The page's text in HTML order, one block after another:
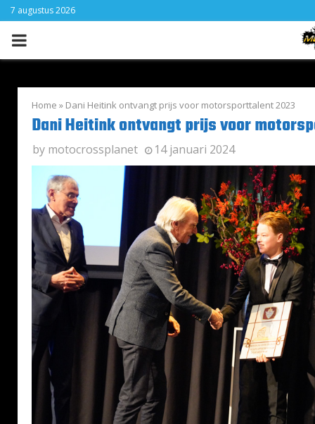
7 augustus 2026
PRIMARY
Home » Dani Heitink ontvangt prijs voor motorsporttalent 2023
Dani Heitink ontvangt prijs voor
by motocrossplanet 14 januari 2024